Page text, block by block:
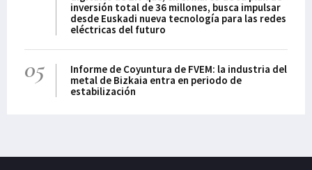
inversión total de 36 millones, busca impulsar
desde Euskadi nueva tecnología para las redes
eléctricas del futuro
05
Informe de Coyuntura de FVEM: la industria del
metal de Bizkaia entra en periodo de
estabilización